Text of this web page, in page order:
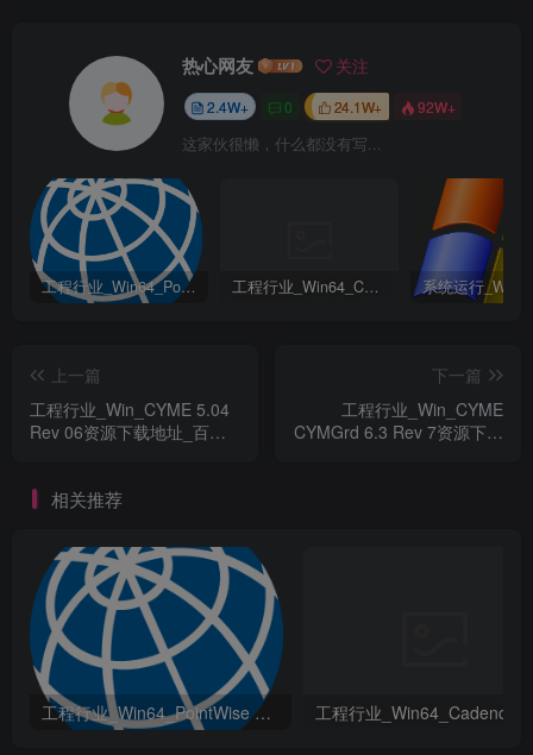
热心网友 关注
2.4W+ 0 24.1W+ 92W+
这家伙很懒，什么都没有写...
工程行业_Win64_PointWise 18.6 R2 x64资源下载地址_百度网盘迅雷BT 工程行业_Win64_Cadence Fidelity Pointwise 2024.1 x64资源下载地址_百度网盘迅雷BT
上一篇
工程行业_Win_CYME 5.04
Rev 06资源下载地址_百度
下一篇
工程行业_Win_CYME
CYMGrd 6.3 Rev 7资源下载
相关推荐
工程行业_Win64_PointWise 18.6 R2 x64资源下载地址_百度网盘迅雷BT